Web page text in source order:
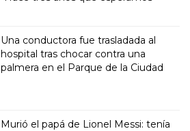
Una conductora fue trasladada al
hospital tras chocar contra una
palmera en el Parque de la Ciudad
Murió el papá de Lionel Messi: tenía